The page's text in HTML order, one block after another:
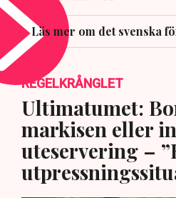
Läs mer om det svenska
REGELKRÅNGLET
Ultimatumet:
markisen eller
uteservering –